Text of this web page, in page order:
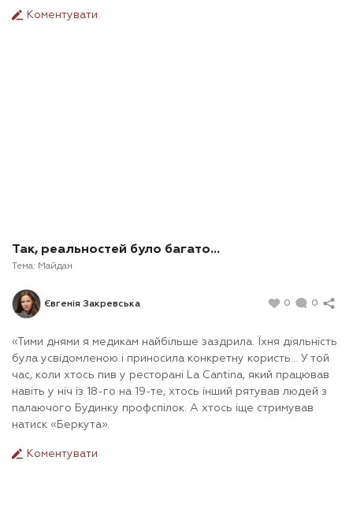
Коментувати
Так, реальностей було багато...
Тема: Майдан
Євгенія Закревська 0 0
«Тими днями я медикам найбільше заздрила. Їхня діяльність
була усвідомленою і приносила конкретну користь… У той
час, коли хтось пив у ресторані La Cantina, який працював
навіть у ніч із 18-го на 19-те, хтось інший рятував людей з
палаючого Будинку профспілок. А хтось іще стримував
натиск «Беркута».
Коментувати